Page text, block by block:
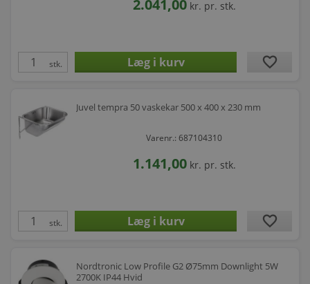
2.041,00 kr. pr. stk.
stk. favorite
Juvel tempra 50 vaskekar 500 x 400 x 230 mm
Varenr.: 687104310
1.141,00 kr. pr. stk.
stk. favorite
Nordtronic Low Profile G2 Ø75mm Downlight 5W
2700K IP44 Hvid